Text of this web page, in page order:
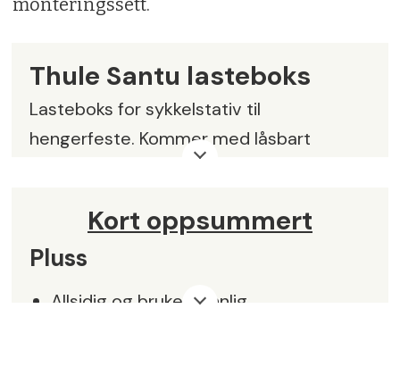
monteringssett.
Thule Santu lasteboks
Lasteboks for sykkelstativ til
hengerfeste. Kommer med låsbart
14,2 kg
Volum:
Ytre mål: 147 x 62 x 52 cm
Kort oppsummert
Pluss
Allsidig og brukervennlig